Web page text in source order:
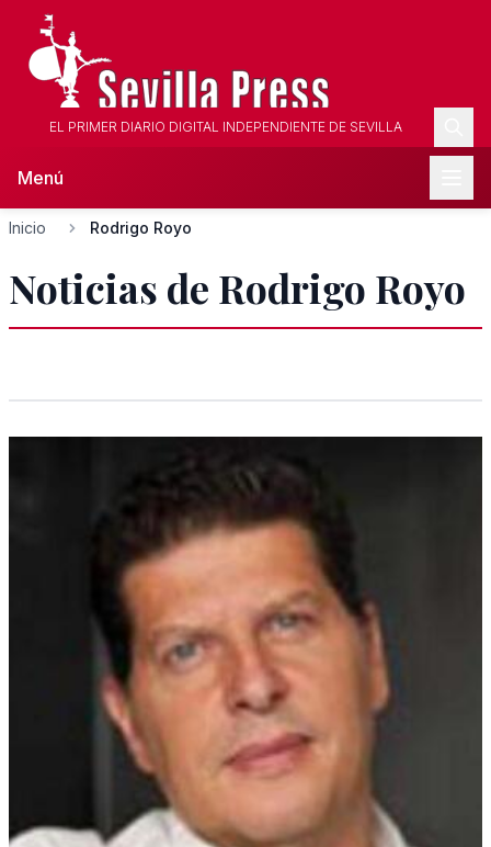
EL PRIMER DIARIO DIGITAL INDEPENDIENTE DE SEVILLA
Menú
Inicio Rodrigo Royo
Noticias de Rodrigo Royo